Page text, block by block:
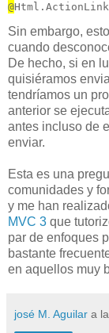
@
Sin embargo,
cuando
De hecho, si en
quisiéramos
tendríamos un
anterior se
antes incluso de
enviar.
Esta es una
comunidades y
y me han
MVC 3 que
par de enfoques
bastante
en aquellos muy
josé M. Aguilar a